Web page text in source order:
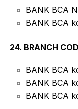
BANK BCA
BANK BCA
24. BRANCH
BANK BCA
BANK BCA
BANK BCA